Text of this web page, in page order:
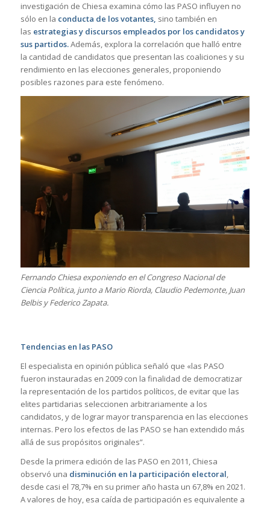
investigación de Chiesa examina cómo las PASO influyen no
sólo en la conducta de los votantes, sino también en
las estrategias y discursos empleados por los candidatos y
sus partidos.Además, explora la correlación que halló entre
la cantidad de candidatos que presentan las coaliciones y su
rendimiento en las elecciones generales, proponiendo
posibles razones para este fenómeno.
Fernando Chiesa exponiendo en el Congreso Nacional de
Ciencia Política, junto a Mario Riorda, Claudio Pedemonte, Juan
Belbis y Federico Zapata.
Tendencias en las PASO
El especialista en opinión pública señaló que «las PASO
fueron instauradas en 2009 con la finalidad de democratizar
la representación de los partidos políticos, de evitar que las
elites partidarias seleccionen arbitrariamente a los
candidatos, y de lograr mayor transparencia en las elecciones
internas. Pero los efectos de las PASO se han extendido más
allá de sus propósitos originales”.
Desde la primera edición de las PASO en 2011, Chiesa
observó una disminución en la participación electoral,
desde casi el 78,7% en su primer año hasta un 67,8% en 2021.
A valores de hoy, esa caída de participación es equivalente a